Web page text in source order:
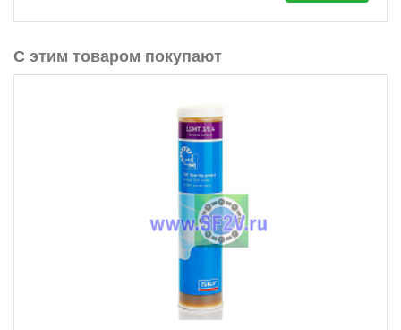
С этим товаром покупают